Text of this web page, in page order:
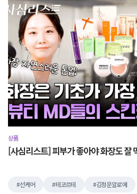
상품
[사심리스트] 피부가 좋아야 화장도 잘
선케어 테코르테 김정문알로에